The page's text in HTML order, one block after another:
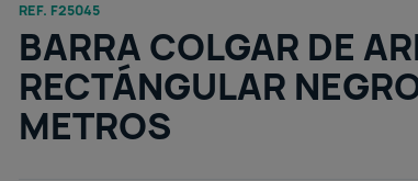
REF. F25045
BARRA COLGAR DE
RECTÁNGULAR
METROS